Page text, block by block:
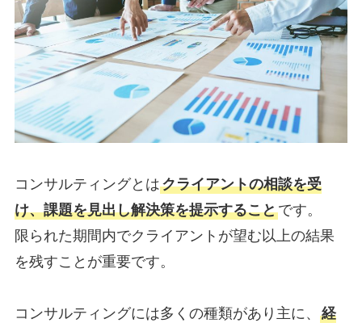
コンサルティングとはクライアントの相談を受
け、課題を見出し解決策を提示することです。
限られた期間内でクライアントが望む以上の結果
を残すことが重要です。
コンサルティングには多くの種類があり主に、 経